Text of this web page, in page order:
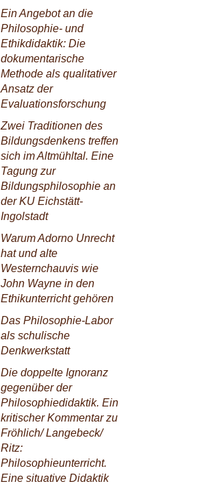
Ein Angebot an die
Philosophie- und
Ethikdidaktik: Die
dokumentarische
Methode als qualitativer
Ansatz der
Evaluationsforschung
Zwei Traditionen des
Bildungsdenkens treffen
sich im Altmühltal. Eine
Tagung zur
Bildungsphilosophie an
der KU Eichstätt-
Ingolstadt
Warum Adorno Unrecht
hat und alte
Westernchauvis wie
John Wayne in den
Ethikunterricht gehören
Das Philosophie-Labor
als schulische
Denkwerkstatt
Die doppelte Ignoranz
gegenüber der
Philosophiedidaktik. Ein
kritischer Kommentar zu
Fröhlich/ Langebeck/
Ritz:
Philosophieunterricht.
Eine situative Didaktik